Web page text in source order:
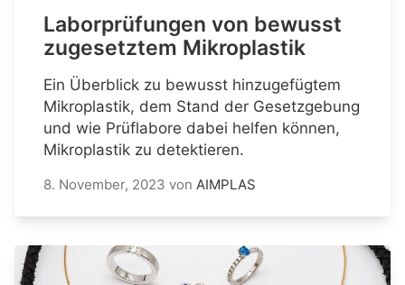
Laborprüfungen von bewusst
zugesetztem Mikroplastik
Ein Überblick zu bewusst hinzugefügtem
Mikroplastik, dem Stand der Gesetzgebung
und wie Prüflabore dabei helfen können,
Mikroplastik zu detektieren.
8. November, 2023 von AIMPLAS